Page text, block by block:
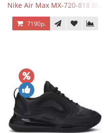
Nike Air Max MX-720-818 Black
7190р.